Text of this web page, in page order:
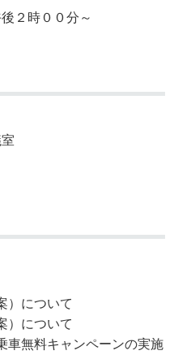
２時００分～
）について
）について
車無料キャンペーンの実施